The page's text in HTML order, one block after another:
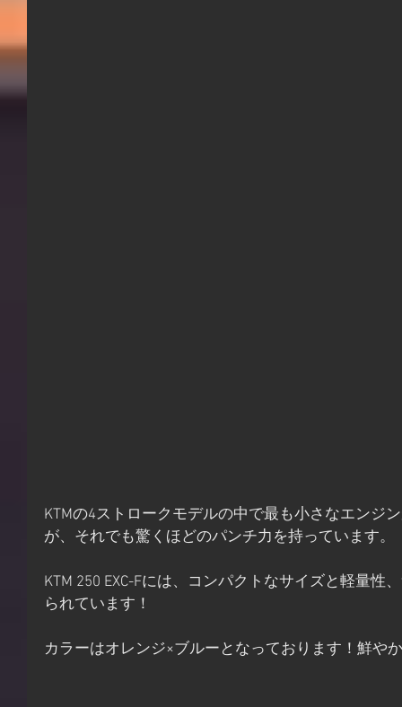
KTMの4ストロークモデルの中で最も小さなエンジ
が、それでも驚くほどのパンチ力を持っています。
KTM 250 EXC-Fには、コンパクトなサイズと軽量性
られています！
カラーはオレンジ×ブルーとなっております！鮮や